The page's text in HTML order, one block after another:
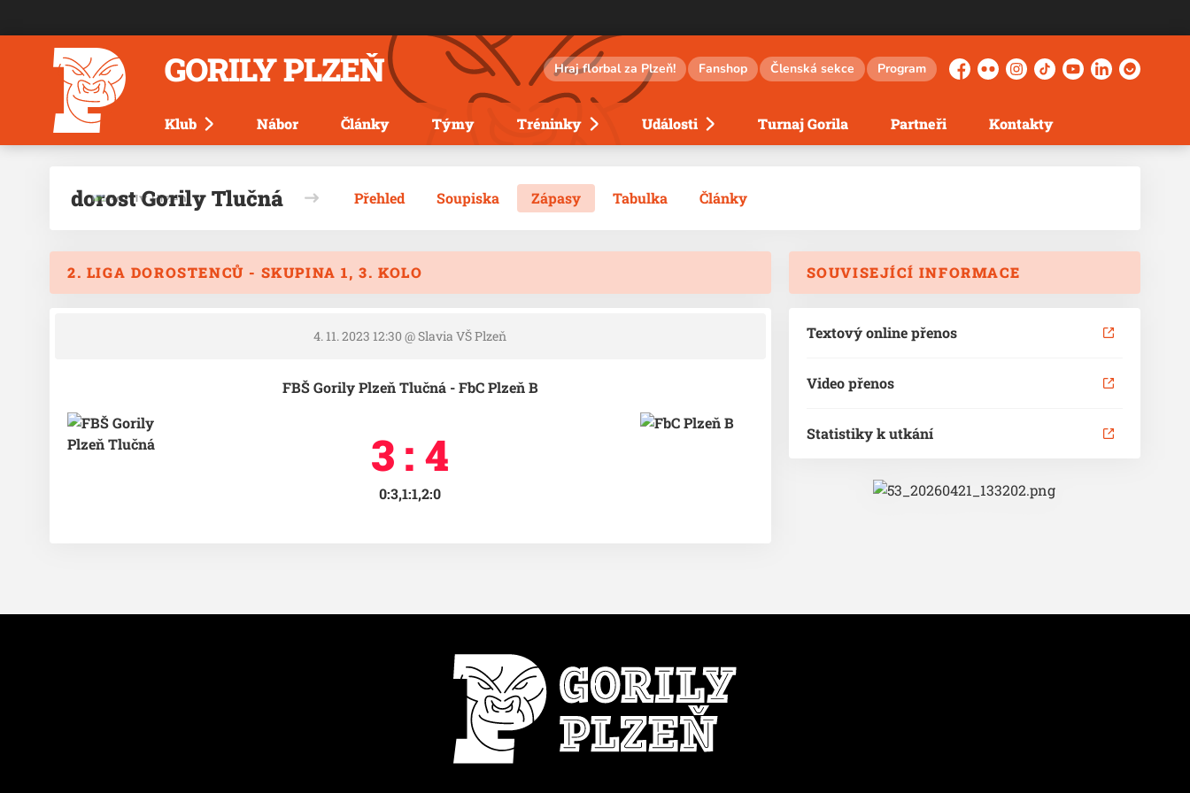
GORILY PLZEŇ Hraj florbal za Plzeň! Fanshop Členská sekce Program Facebook
FlickrInstagram
TikTokYouTubeLinkedInHerohero
Klub Nábor Články Týmy Tréninky Události Turnaj Gorila Partneři Kontakty
dorost Gorily Tlučná Přehled Soupiska Zápasy Tabulka Články
2. LIGA DOROSTENCŮ - SKUPINA 1, 3. KOLO
4. 11. 2023 12:30 @ Slavia VŠ Plzeň
FBŠ Gorily Plzeň Tlučná - FbC Plzeň B
3 : 4
0:3,1:1,2:0
SOUVISEJÍCÍ INFORMACE
Textový online přenos
Video přenos
Statistiky k utkání